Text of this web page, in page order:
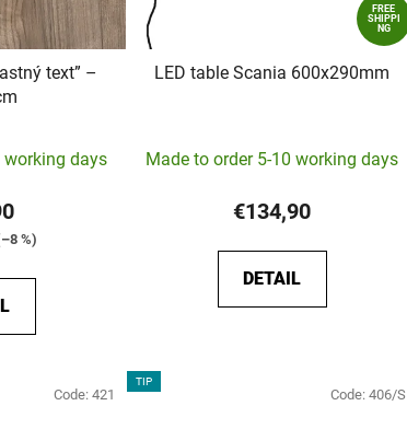
text” –
working days
%)
FREE
SHIPPI
NG
LED table Scania 600x290mm
Made to order 5-10 working days
€134,90
DETAIL
Code: 421
TIP
Code: 406/S